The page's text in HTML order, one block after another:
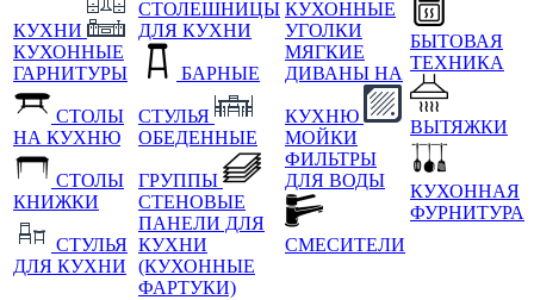
КУХНИ
КУХОННЫЕ
ГАРНИТУРЫ
СТОЛЫ
НА КУХНЮ
СТОЛЫ
КНИЖКИ
СТУЛЬЯ
ДЛЯ КУХНИ
СТОЛЕШНИЦЫ
ДЛЯ КУХНИ
БАРНЫЕ
СТУЛЬЯ
ОБЕДЕННЫЕ
ГРУППЫ
СТЕНОВЫЕ
ПАНЕЛИ ДЛЯ
КУХНИ
(КУХОННЫЕ
ФАРТУКИ)
КУХОННЫЕ
УГОЛКИ
МЯГКИЕ
ДИВАНЫ НА
КУХНЮ
МОЙКИ
ФИЛЬТРЫ
ДЛЯ ВОДЫ
СМЕСИТЕЛИ
БЫТОВАЯ
ТЕХНИКА
ВЫТЯЖКИ
КУХОННАЯ
ФУРНИТУРА